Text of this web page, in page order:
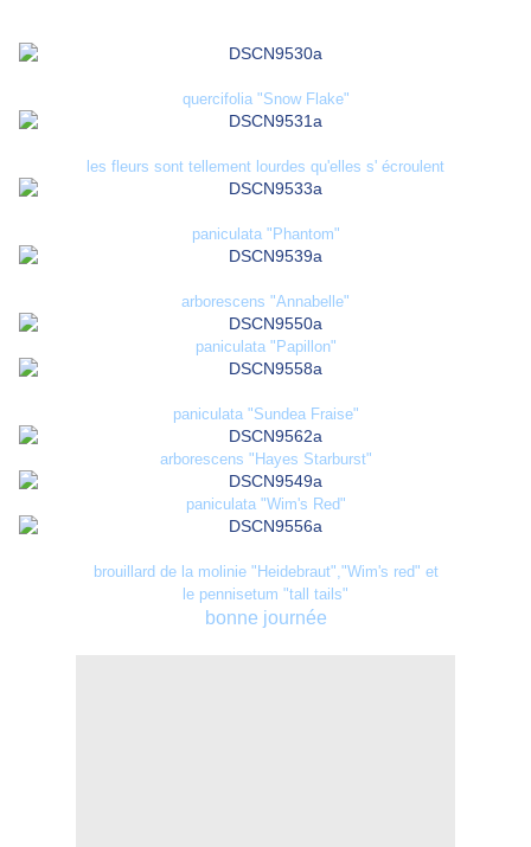
quercifolia "Snow Flake"
les fleurs sont tellement lourdes qu'elles s' écroulent
paniculata "Phantom"
arborescens "Annabelle"
paniculata "Papillon"
paniculata "Sundea Fraise"
arborescens "Hayes Starburst"
paniculata "Wim's Red"
brouillard de la molinie "Heidebraut","Wim's red" et
le pennisetum "tall tails"
bonne journée